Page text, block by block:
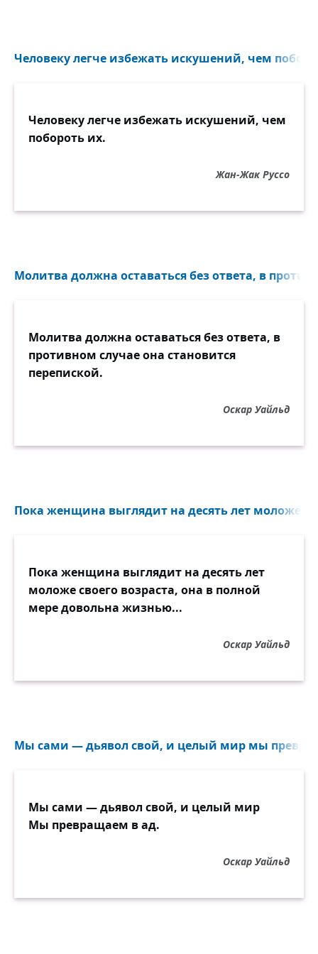
Человеку легче избежать искушений, чем
Человеку легче избежать искушений, чем
побороть их.
Жан-Жак Руссо
Молитва должна оставаться без ответа, в
Молитва должна оставаться без ответа, в
противном случае она становится
перепиской.
Оскар Уайльд
Пока женщина выглядит на десять лет моложе
Пока женщина выглядит на десять лет
моложе своего возраста, она в полной
мере довольна жизнью...
Оскар Уайльд
Мы сами — дьявол свой, и целый мир мы
Мы сами — дьявол свой, и целый мир
Мы превращаем в ад.
Оскар Уайльд